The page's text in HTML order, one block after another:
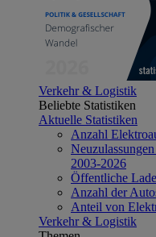
Verkehr & Logistik
Beliebte Statistiken
Aktuelle Statistiken
Anzahl
2003-2026
Öffentliche
Anzahl der
Anteil von
Verkehr & Logistik